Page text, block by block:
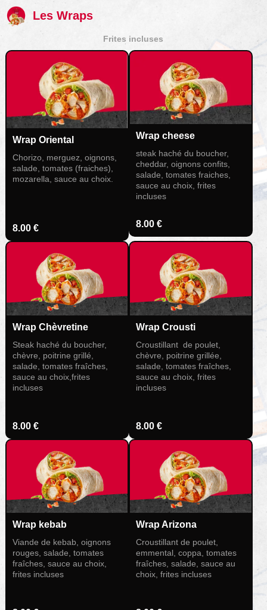
Les Wraps
Frites incluses
Wrap Oriental
Chorizo, merguez, oignons,
salade, tomates (fraiches),
mozarella, sauce au choix.
8.00 €
Wrap cheese
steak haché du boucher,
cheddar, oignons confits,
salade, tomates fraiches,
sauce au choix, frites
incluses
8.00 €
Wrap Chèvretine
Steak haché du boucher,
chèvre, poitrine grillé,
salade, tomates fraîches,
sauce au choix,frites
incluses
8.00 €
Wrap Crousti
Croustillant de poulet,
chèvre, poitrine grillée,
salade, tomates fraîches,
sauce au choix, frites
incluses
8.00 €
Wrap kebab
Viande de kebab, oignons
rouges, salade, tomates
fraîches, sauce au choix,
frites incluses
Wrap Arizona
Croustillant de poulet,
emmental, coppa, tomates
fraîches, salade, sauce au
choix, frites incluses